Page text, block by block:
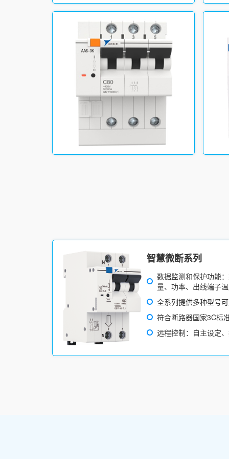
智慧微断系列
数据监测和保护功能
量、功率、出线端子
全系列提供多种型号
符合断路器国家3C标
远程控制：自主设定